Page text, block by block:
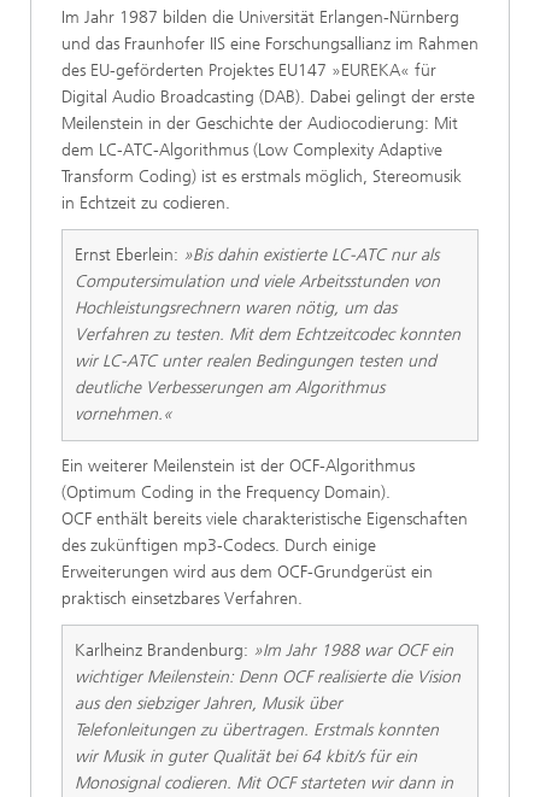
Im Jahr 1987 bilden die Universität Erlangen-Nürnberg
und das Fraunhofer IIS eine Forschungsallianz im Rahmen
des EU-geförderten Projektes EU147 »EUREKA« für
Digital Audio Broadcasting (DAB). Dabei gelingt der erste
Meilenstein in der Geschichte der Audiocodierung: Mit
dem LC-ATC-Algorithmus (Low Complexity Adaptive
Transform Coding) ist es erstmals möglich, Stereomusik
in Echtzeit zu codieren.
Ernst Eberlein: »Bis dahin existierte LC-ATC nur als
Computersimulation und viele Arbeitsstunden von
Hochleistungsrechnern waren nötig, um das
Verfahren zu testen. Mit dem Echtzeitcodec konnten
wir LC-ATC unter realen Bedingungen testen und
deutliche Verbesserungen am Algorithmus
vornehmen.«
Ein weiterer Meilenstein ist der OCF-Algorithmus
(Optimum Coding in the Frequency Domain).
OCF enthält bereits viele charakteristische Eigenschaften
des zukünftigen mp3-Codecs. Durch einige
Erweiterungen wird aus dem OCF-Grundgerüst ein
praktisch einsetzbares Verfahren.
Karlheinz Brandenburg: »Im Jahr 1988 war OCF ein
wichtiger Meilenstein: Denn OCF realisierte die Vision
aus den siebziger Jahren, Musik über
Telefonleitungen zu übertragen. Erstmals konnten
wir Musik in guter Qualität bei 64 kbit/s für ein
Monosignal codieren. Mit OCF starteten wir dann in